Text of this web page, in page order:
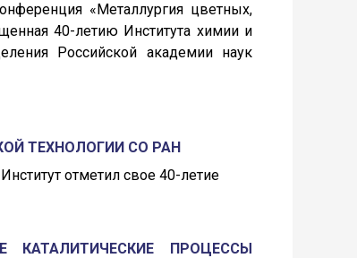
«Металлургия цветных,
40-летию Института химии и
Российской академии наук
ТЕХНОЛОГИИ СО РАН
отметил свое 40-летие
ПРОЦЕССЫ